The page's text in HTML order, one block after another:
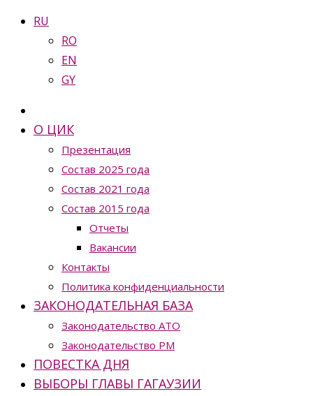
RU
RO
EN
GY
О ЦИК
Презентация
Состав 2025 года
Состав 2021 года
Состав 2015 года
Отчеты
Вакансии
Контакты
Политика конфиденциальности
ЗАКОНОДАТЕЛЬНАЯ БАЗА
Законодательство ATO
Законодательство РМ
ПОВЕСТКА ДНЯ
ВЫБОРЫ ГЛАВЫ ГАГАУЗИИ